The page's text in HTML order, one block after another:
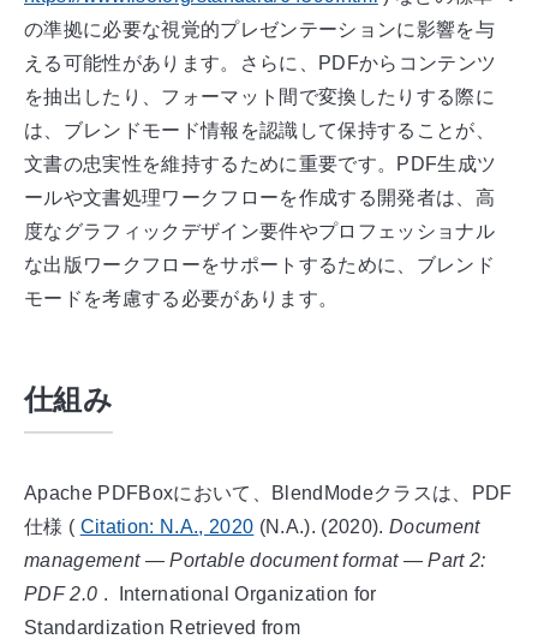
の準拠に必要な視覚的プレゼンテーションに影響を与
える可能性があります。さらに、PDFからコンテンツ
を抽出したり、フォーマット間で変換したりする際に
は、ブレンドモード情報を認識して保持することが、
文書の忠実性を維持するために重要です。PDF生成ツ
ールや文書処理ワークフローを作成する開発者は、高
度なグラフィックデザイン要件やプロフェッショナル
な出版ワークフローをサポートするために、ブレンド
モードを考慮する必要があります。
仕組み
Apache PDFBoxにおいて、BlendModeクラスは、PDF
仕様 ( Citation: N.A., 2020 (N.A.). (2020). Document
management — Portable document format — Part 2:
PDF 2.0 .
International Organization for
Standardization Retrieved from